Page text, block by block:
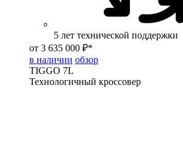
5 лет технической поддержки
от 3 635 000 ₽*
в наличии обзор
TIGGO 7L
Технологичный кроссовер